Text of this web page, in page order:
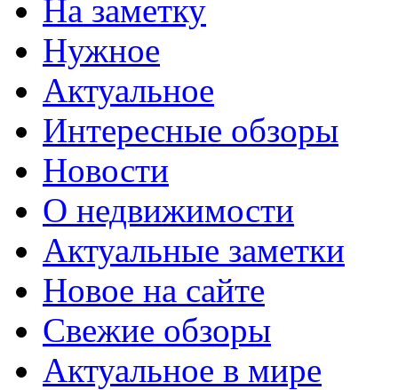
На заметку
Нужное
Актуальное
Интересные обзоры
Новости
О недвижимости
Актуальные заметки
Новое на сайте
Свежие обзоры
Актуальное в мире